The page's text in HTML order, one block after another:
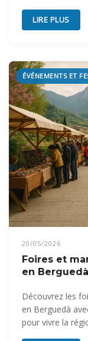
LIRE PLUS
ÉVÉNEMENTS ET
20/05/2026
Foires et
en
Découvrez les
en Berguedà
pour vivre la